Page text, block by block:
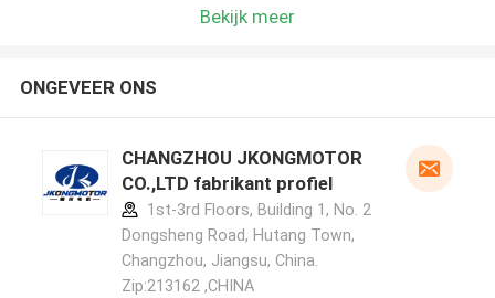
Bekijk meer
ONGEVEER ONS
CHANGZHOU JKONGMOTOR
CO.,LTD fabrikant profiel
1st-3rd Floors, Building 1, No. 2
Dongsheng Road, Hutang Town,
Changzhou, Jiangsu, China.
Zip:213162 ,CHINA